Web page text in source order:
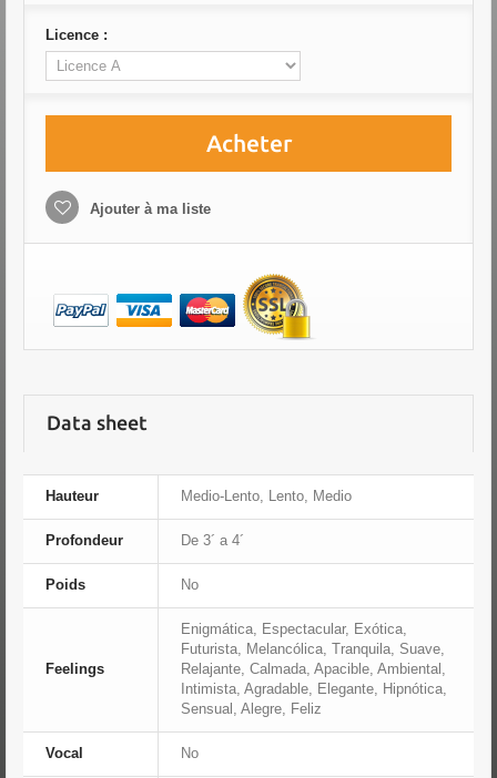
Licence :
Acheter
Ajouter à ma liste
Data sheet
Hauteur Medio-Lento, Lento, Medio
Profondeur De 3´ a 4´
Poids No
Feelings
Enigmática, Espectacular, Exótica,
Futurista, Melancólica, Tranquila, Suave,
Relajante, Calmada, Apacible, Ambiental,
Intimista, Agradable, Elegante, Hipnótica,
Sensual, Alegre, Feliz
Vocal No